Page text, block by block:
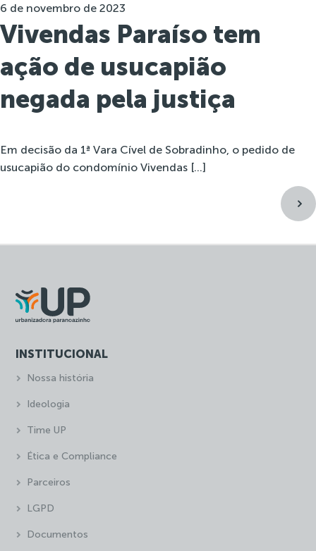
6 de novembro de 2023
Vivendas Paraíso tem
ação de usucapião
negada pela justiça
Em decisão da 1ª Vara Cível de Sobradinho, o pedido de
usucapião do condomínio Vivendas […]
INSTITUCIONAL
Nossa história
Ideologia
Time UP
Ética e Compliance
Parceiros
LGPD
Documentos